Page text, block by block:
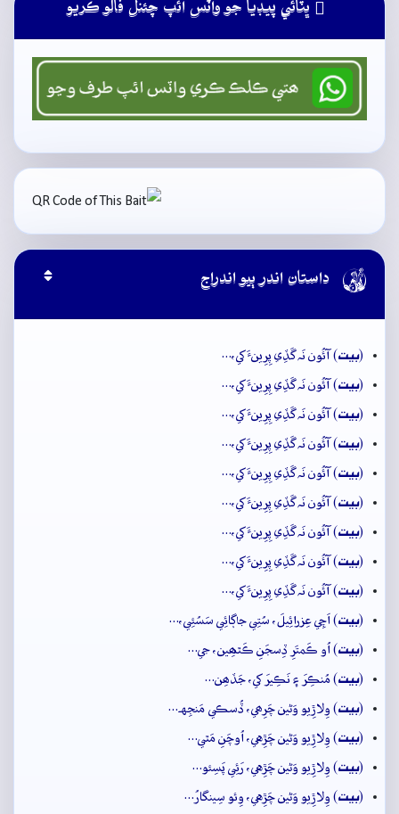
ڀٽائي پيڊيا جو واٽس ائپ چئنل فالو ڪريو
 داستان اندر ٻيو اندراج
(بيت) آئُون نَہ گَڏِي پِرِينءَ کي،…
(بيت) آئُون نَہ گَڏِي پِرِينءَ کي،…
(بيت) آئُون نَہ گَڏِي پِرِينءَ کي،…
(بيت) آئُون نَہ گَڏِي پِرِينءَ کي،…
(بيت) آئُون نَہ گَڏِي پِرِينءَ کي،…
(بيت) آئُون نَہ گَڏِي پِرِينءَ کي،…
(بيت) آئُون نَہ گَڏِي پِرِينءَ کي،…
(بيت) آئُون نَہ گَڏِي پِرِينءَ کي،…
(بيت) آئُون نَہ گَڏِي پِرِينءَ کي،…
(بيت) اَچِي عِزرائِيلَ، سُتِي جاڳائِي سَسُئِي،…
(بيت) اُو ڪَمتَرِ ڏِسجَنِ ڪَٿھِين، جي…
(بيت) مُنڪِرَ ۽ نَڪِيرَ کي، جَڏھِن…
(بيت) وِلاڙِيو وَڻين چَرِھي، ڏُسڪي مَنجِهہ…
(بيت) وِلاڙِيو وَڻين چَڙِهي، اُوچَنِ مَٿي…
(بيت) وِلاڙِيو وَڻين چَڙِهي، رَئِي پَسِئو…
(بيت) وِلاڙِيو وَڻين چَڙِهي، وِئو سِينگارُ…